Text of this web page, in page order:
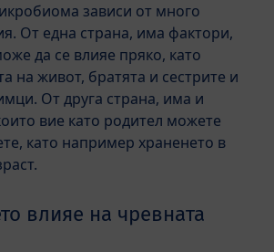
зависи от много
От една страна, има фактори,
да се влияе пряко, като
на живот, братята и сестрите и
От друга страна, има и
вие като родител можете
като например храненето в
влияе на чревната